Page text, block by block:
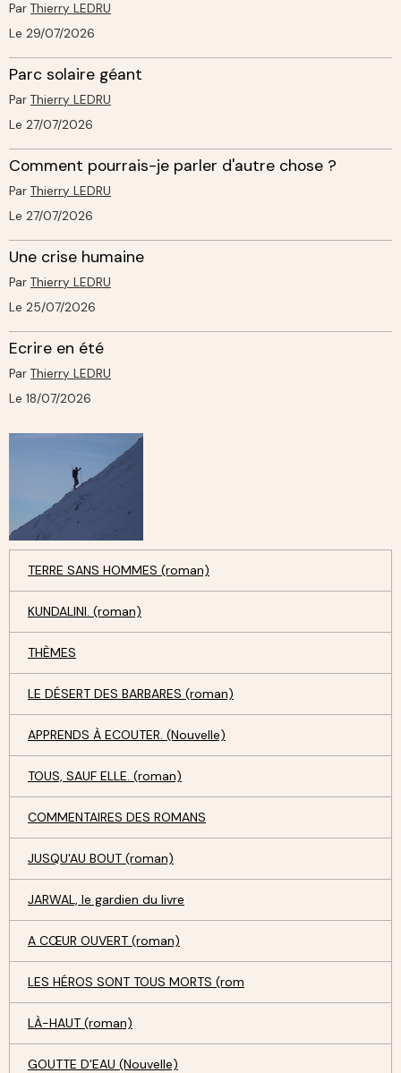
Par Thierry LEDRU
Le 29/07/2026
Parc solaire géant
Par Thierry LEDRU
Le 27/07/2026
Comment pourrais-je parler d'autre chose ?
Par Thierry LEDRU
Le 27/07/2026
Une crise humaine
Par Thierry LEDRU
Le 25/07/2026
Ecrire en été
Par Thierry LEDRU
Le 18/07/2026
TERRE SANS HOMMES (roman)
KUNDALINI. (roman)
THÈMES
LE DÉSERT DES BARBARES (roman)
APPRENDS À ECOUTER. (Nouvelle)
TOUS, SAUF ELLE. (roman)
COMMENTAIRES DES ROMANS
JUSQU'AU BOUT (roman)
JARWAL, le gardien du livre
A CŒUR OUVERT (roman)
LES HÉROS SONT TOUS MORTS (rom
LÀ-HAUT (roman)
GOUTTE D'EAU (Nouvelle)